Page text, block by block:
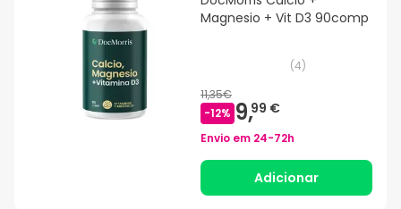
Magnesio + Vit D3 90comp
(4)
11,35€
-12% 9,99 €
Envio em 24-72h
Adicionar